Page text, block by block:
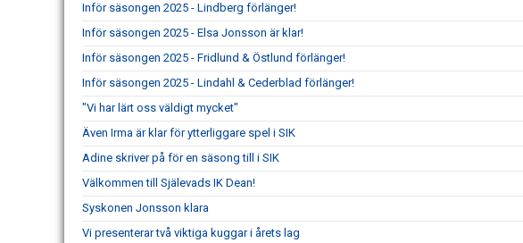
Inför säsongen 2025 - Lindberg förlänger!
Inför säsongen 2025 - Elsa Jonsson är klar!
Inför säsongen 2025 - Fridlund & Östlund förlänger!
Inför säsongen 2025 - Lindahl & Cederblad förlänger!
"Vi har lärt oss väldigt mycket"
Även Irma är klar för ytterliggare spel i SIK
Adine skriver på för en säsong till i SIK
Välkommen till Själevads IK Dean!
Syskonen Jonsson klara
Vi presenterar två viktiga kuggar i årets lag